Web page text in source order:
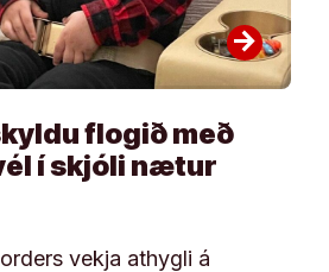
arrow_forward
flogið með
í skjóli nætur
vekja athygli á